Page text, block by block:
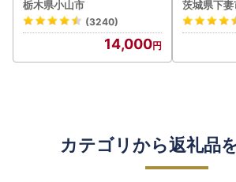
不可地域：離島・沖縄県】
【1256759】
栃木県小山市
(3240)
14,000
茨城県下妻
カテゴリから返礼品